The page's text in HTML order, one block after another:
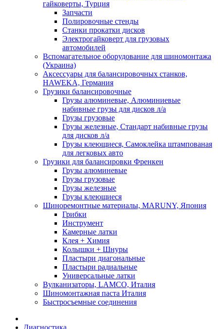
гайковерты, Турция
Запчасти
Полировочные стенды
Станки прокатки дисков
Электрогайковерт для грузовых
автомобилей
Вспомагательное оборудование для шиномонтажа
(Украина)
Аксессуары для балансировочных станков,
HAWEKA, Германия
Грузики балансировочные
Грузы алюминевые, Алюминиевые
набивные грузы для дисков л/а
Грузы грузовые
Грузы железные, Cтандарт набивные грузы
для дисков л/а
Грузы клеющиеся, Самоклейка штампованая
для легковых авто
Грузики для балансировки Френкен
Грузы алюминевые
Грузы грузовые
Грузы железные
Грузы клеющиеся
Шиноремонтные материалы, MARUNY, Япония
Грибки
Инструмент
Камерные латки
Клея + Химия
Колышки + Шнуры
Пластыри диагональные
Пластыри радиальные
Универсальные латки
Вулканизаторы, LAMCO, Италия
Шиномонтажная паста Италия
Быстросъемные соединения
Диагностика